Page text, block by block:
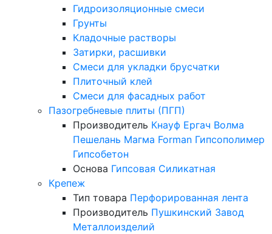
Гидроизоляционные смеси
Грунты
Кладочные растворы
Затирки, расшивки
Смеси для укладки брусчатки
Плиточный клей
Смеси для фасадных работ
Пазогребневые плиты (ПГП)
Производитель Кнауф Ергач Волма
Пешелань Магма Forman Гипсополимер
Гипсобетон
Основа Гипсовая Силикатная
Крепеж
Тип товара Перфорированная лента
Производитель Пушкинский Завод
Металлоизделий